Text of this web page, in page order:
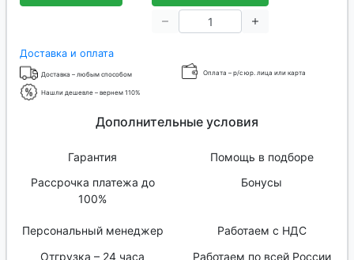
Доставка и оплата
Доставка – любым способом Оплата – р/с юр. лица или карта
Нашли дешевле – вернем 110%
Дополнительные условия
Гарантия
Помощь в подборе
Рассрочка платежа до
100%
Бонусы
Персональный менеджер
Работаем с НДС
Отгрузка – 24 часа
Работаем по всей России